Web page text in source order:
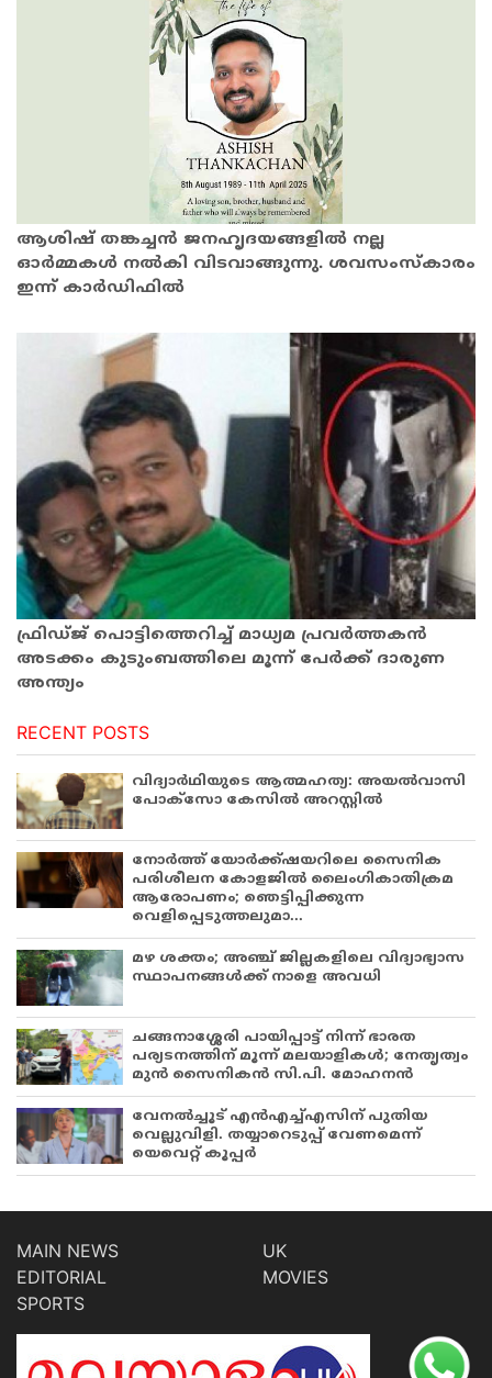
ആശിഷ് തങ്കച്ചൻ ജനഹൃദയങ്ങളിൽ നല്ല
ഓർമ്മകൾ നൽകി വിടവാങ്ങുന്നു. ശവസംസ്‌കാരം
ഇന്ന് കാർഡിഫിൽ
ഫ്രിഡ്ജ് പൊട്ടിത്തെറിച്ച് മാധ്യമ പ്രവര്‍ത്തകന്‍
അടക്കം കുടുംബത്തിലെ മൂന്ന് പേർക്ക് ദാരുണ
അന്ത്യം
RECENT POSTS
വിദ്യാർഥിയുടെ ആത്മഹത്യ: അയൽവാസി
പോക്സോ കേസിൽ അറസ്റ്റിൽ
നോർത്ത് യോർക്ക്ഷയറിലെ സൈനിക
പരിശീലന കോളജിൽ ലൈംഗികാതിക്രമ
ആരോപണം; ഞെട്ടിപ്പിക്കുന്ന
വെളിപ്പെടുത്തലുമാ...
മഴ ശക്തം; അഞ്ച് ജില്ലകളിലെ വിദ്യാഭ്യാസ
സ്ഥാപനങ്ങൾക്ക് നാളെ അവധി
ചങ്ങനാശ്ശേരി പായിപ്പാട്ട് നിന്ന് ഭാരത
പര്യടനത്തിന് മൂന്ന് മലയാളികൾ; നേതൃത്വം
മുൻ സൈനികൻ സി.പി. മോഹനൻ
വേനൽച്ചൂട് എൻഎച്ച്എസിന് പുതിയ
വെല്ലുവിളി. തയ്യാറെടുപ്പ് വേണമെന്ന്
യെവെറ്റ് കൂപ്പർ
MAIN NEWS
EDITORIAL
SPORTS
UK
MOVIES